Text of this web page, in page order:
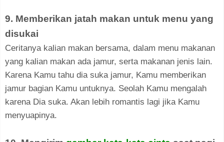
9. Memberikan jatah makan untuk menu yang
disukai
Ceritanya kalian makan bersama, dalam menu makanan
yang kalian makan ada jamur, serta makanan jenis lain.
Karena Kamu tahu dia suka jamur, Kamu memberikan
jamur bagian Kamu untuknya. Seolah Kamu mengalah
karena Dia suka. Akan lebih romantis lagi jika Kamu
menyuapinya.